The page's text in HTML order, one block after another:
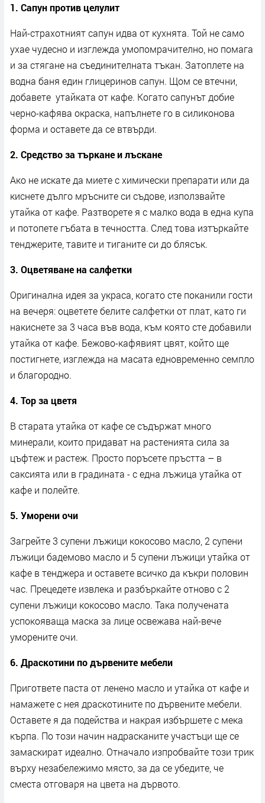
1. Сапун против целулит
Най-страхотният сапун идва от кухнята. Той не само
ухае чудесно и изглежда умопомрачително, но помага
и за стягане на съединителната тъкан. Затоплете на
водна баня един глицеринов сапун. Щом се втечни,
добавете утайката от кафе. Когато сапунът добие
черно-кафява окраска, напълнете го в силиконова
форма и оставете да се втвърди.
2. Средство за търкане и лъскане
Ако не искате да миете с химически препарати или да
киснете дълго мръсните си съдове, използвайте
утайка от кафе. Разтворете я с малко вода в една купа
и потопете гъбата в течността. След това изтъркайте
тенджерите, тавите и тиганите си до блясък.
3. Оцветяване на салфетки
Оригинална идея за украса, когато сте поканили гости
на вечеря: оцветете белите салфетки от плат, като ги
накиснете за 3 часа във вода, към която сте добавили
утайка от кафе. Бежово-кафявият цвят, който ще
постигнете, изглежда на масата едновременно семпло
и благородно.
4. Тор за цветя
В старата утайка от кафе се съдържат много
минерали, които придават на растенията сила за
цъфтеж и растеж. Просто поръсете пръстта – в
саксията или в градината - с една лъжица утайка от
кафе и полейте.
5. Уморени очи
Загрейте 3 супени лъжици кокосово масло, 2 супени
лъжици бадемово масло и 5 супени лъжици утайка от
кафе в тенджера и оставете всичко да къкри половин
час. Прецедете извлека и разбъркайте отново с 2
супени лъжици кокосово масло. Така получената
успокояваща маска за лице освежава най-вече
уморените очи.
6. Драскотини по дървените мебели
Пригответе паста от ленено масло и утайка от кафе и
намажете с нея драскотините по дървените мебели.
Оставете я да подейства и накрая избършете с мека
кърпа. По този начин надрасканите участъци ще се
замаскират идеално. Отначало изпробвайте този трик
върху незабележимо място, за да се убедите, че
сместа отговаря на цвета на дървото.